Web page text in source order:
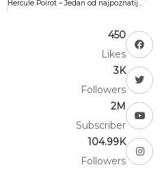
Hercule Poirot – Jedan od najpoznatijih karaktera spisateljice Agathe Christie kao pronicljivog i nadasve inteligentnog detektiva
450
Likes
3K
Followers
2M
Subscriber
104.99K
Followers